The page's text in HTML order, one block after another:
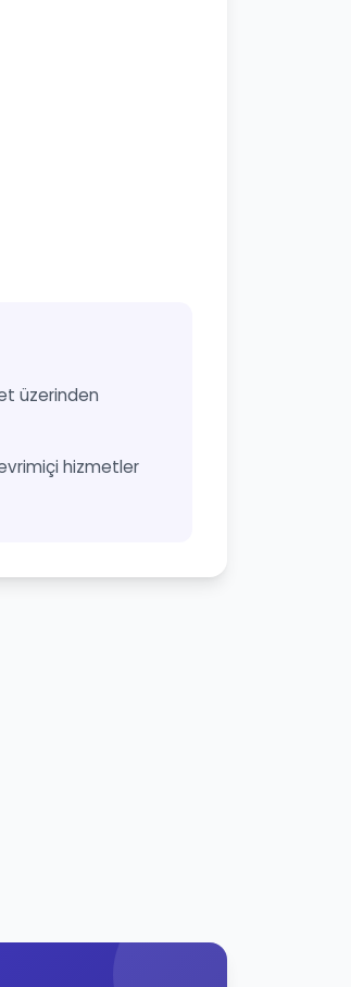
üzerinden
hizmetler